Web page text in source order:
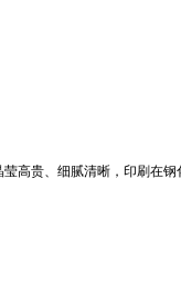
高贵、细腻清晰，印刷在